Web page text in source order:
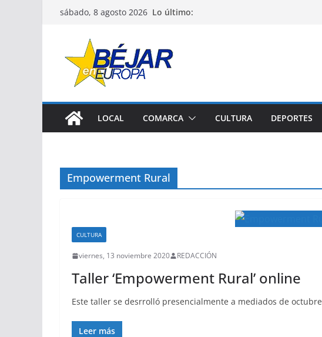
Saltarsábado, 8 agosto 2026 Lo último:
LOCAL COMARCA CULTURA DEPORTES
Empowerment Rural
CULTURA
viernes, 13 noviembre 2020 REDACCIÓN
Taller ‘Empowerment Rural’ online
Este taller se desrrolló presencialmente a mediados de octubre
Leer más